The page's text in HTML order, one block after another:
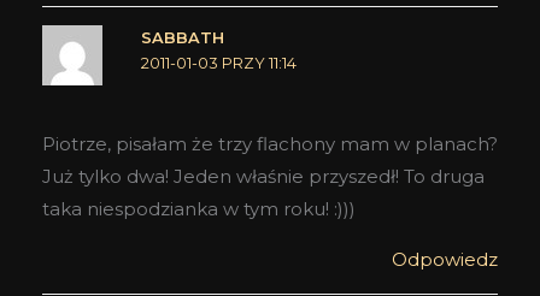
SABBATH
2011-01-03 PRZY 11:14
Piotrze, pisałam że trzy flachony mam w planach?
Już tylko dwa! Jeden właśnie przyszedł! To druga
taka niespodzianka w tym roku! :)))
Odpowiedz